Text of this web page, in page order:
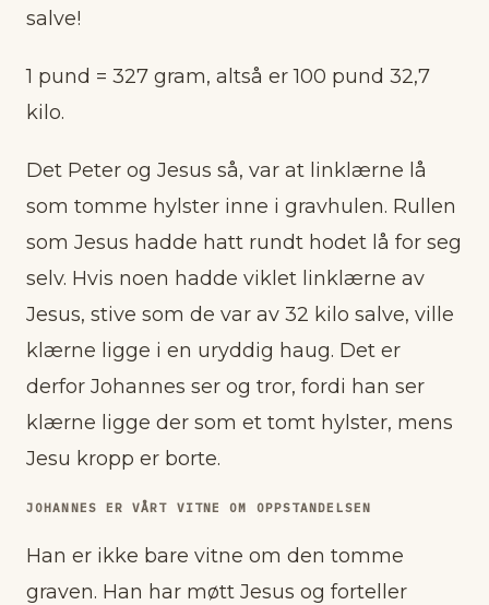
salve!
1 pund = 327 gram, altså er 100 pund 32,7
kilo.
Det Peter og Jesus så, var at linklærne lå
som tomme hylster inne i gravhulen. Rullen
som Jesus hadde hatt rundt hodet lå for seg
selv. Hvis noen hadde viklet linklærne av
Jesus, stive som de var av 32 kilo salve, ville
klærne ligge i en uryddig haug. Det er
derfor Johannes ser og tror, fordi han ser
klærne ligge der som et tomt hylster, mens
Jesu kropp er borte.
JOHANNES ER VÅRT VITNE OM OPPSTANDELSEN
Han er ikke bare vitne om den tomme
graven. Han har møtt Jesus og forteller